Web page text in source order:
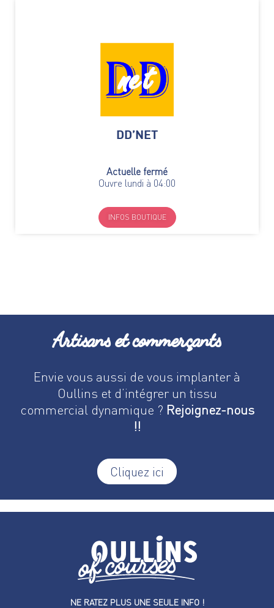
DD’NET
Actuelle fermé
Ouvre lundi à 04:00
INFOS BOUTIQUE
Artisans et commerçants
Envie vous aussi de vous implanter à
Oullins et d’intégrer un tissu
commercial dynamique ? Rejoignez-nous
!!
Cliquez ici
NE RATEZ PLUS UNE SEULE INFO !